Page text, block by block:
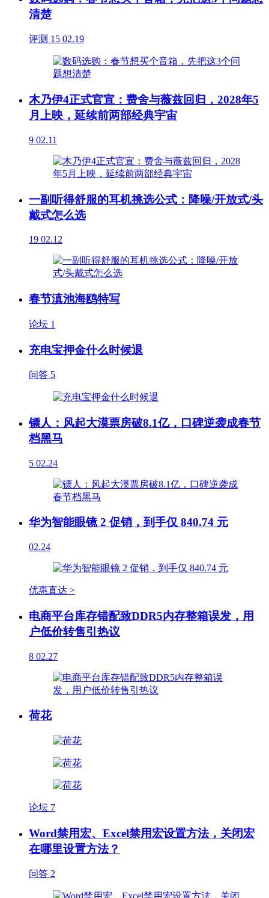
清楚
评测 15 02.19
木乃伊4正式官宣：费舍与薇兹回归，2028年5
月上映，延续前两部经典宇宙
9 02.11
一副听得舒服的耳机挑选公式：降噪/开放式/头
戴式怎么选
19 02.12
春节滇池海鸥特写
论坛 1
充电宝押金什么时候退
问答 5
镖人：风起大漠票房破8.1亿，口碑逆袭成春节
档黑马
5 02.24
华为智能眼镜 2 促销，到手仅 840.74 元
02.24
优惠直达 >
电商平台库存错配致DDR5内存整箱误发，用
户低价转售引热议
8 02.27
荷花
论坛 7
Word禁用宏、Excel禁用宏设置方法，关闭宏
在哪里设置方法？
问答 2